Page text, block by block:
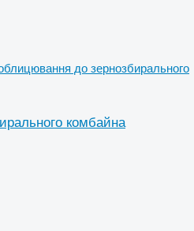
до зернозбирального
комбайна